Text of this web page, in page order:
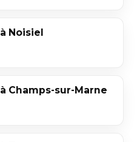
Noisiel
Champs-sur-Marne